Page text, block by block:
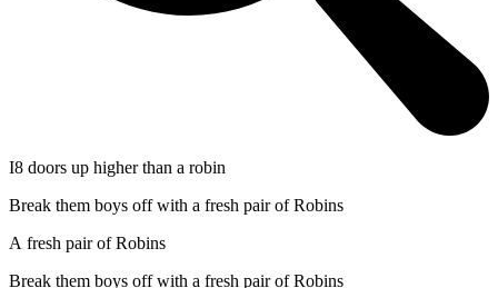
I8 doors up higher than a robin
Break them boys off with a fresh pair of Robins
A fresh pair of Robins
Break them boys off with a fresh pair of Robins